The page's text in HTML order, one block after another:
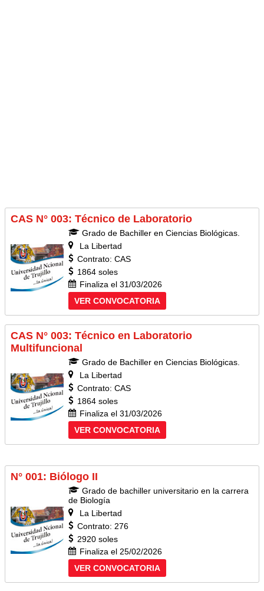
CAS N° 003: Técnico de Laboratorio
Grado de Bachiller en Ciencias Biológicas.
La Libertad
Contrato: CAS
1864 soles
Finaliza el 31/03/2026
VER CONVOCATORIA
CAS N° 003: Técnico en Laboratorio
Multifuncional
Grado de Bachiller en Ciencias Biológicas.
La Libertad
Contrato: CAS
1864 soles
Finaliza el 31/03/2026
VER CONVOCATORIA
N° 001: Biólogo II
Grado de bachiller universitario en la carrera
de Biología
La Libertad
Contrato: 276
2920 soles
Finaliza el 25/02/2026
VER CONVOCATORIA